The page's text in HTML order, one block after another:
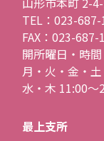
TEL：023-
FAX：023-687-
開所曜日・時間
月・火・金・
水・木 11:00〜
最上支所